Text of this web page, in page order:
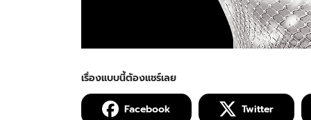
Facebook Twitter